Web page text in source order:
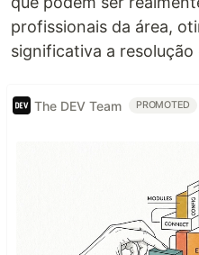
profissionais da área,
significativa a resolução
The DEV Team PROMOTED